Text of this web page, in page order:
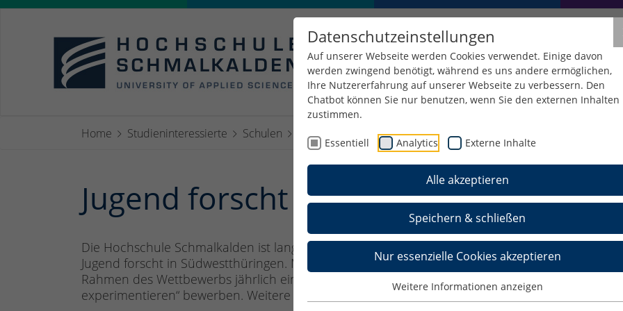
Datenschutzeinstellungen
Auf unserer Webseite werden Cookies verwendet. Einige davon
werden zwingend benötigt, während es uns andere ermöglichen,
Ihre Nutzererfahrung auf unserer Webseite zu verbessern. Den
Chatbot können Sie nur benutzen, wenn Sie den externen Inhalten
zustimmen.
Essentiell Analytics Externe Inhalte
Alle akzeptieren
Speichern & schließen
Nur essenzielle Cookies akzeptieren
Weitere Informationen anzeigen
Home Studieninteressierte Schulen Jugend forscht
Jugend forscht
Die Hochschule Schmalkalden ist langjähriger Ausrichter des Regionalwettbewerbs
Jugend forscht in Südwestthüringen. MINT-begeisterte Jugendliche können sich im
Rahmen des Wettbewerbs jährlich ein Projekt für „Jugend forscht“ oder „Schüler
experimentieren“ bewerben. Weitere Informationen gibt es unterwww.jugend-forscht.de